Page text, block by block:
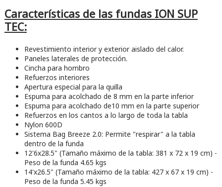
Características de las fundas ION SUP
TEC:
Revestimiento interior y exterior aislado del calor.
Paneles laterales de protección.
Cincha para hombro
Refuerzos interiores
Apertura especial para la quilla
Espuma para acolchado de 8 mm en la parte inferior
Espuma para acolchado de10 mm en la parte superior
Refuerzos en los cantos a lo largo de toda la tabla
Nylon 600D
Sistema Bag Breeze 2.0: Permite "respirar" a la tabla
dentro de la funda
12'6x28.5" (Tamaño máximo de la tabla: 381 x 72 x 19 cm) -
Peso de la funda 4.65 kgs
14'x26.5" (Tamaño máximo de la tabla: 427 x 67 x 19 cm) -
Peso de la funda 5.45 kgs